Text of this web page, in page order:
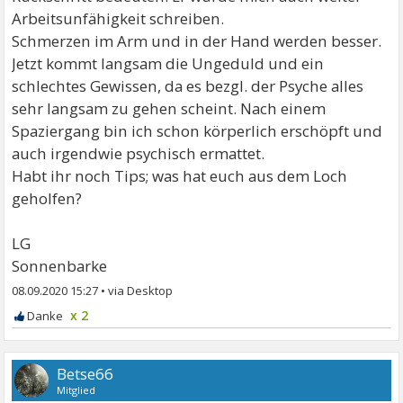
Arbeitsunfähigkeit schreiben.
Schmerzen im Arm und in der Hand werden besser.
Jetzt kommt langsam die Ungeduld und ein
schlechtes Gewissen, da es bezgl. der Psyche alles
sehr langsam zu gehen scheint. Nach einem
Spaziergang bin ich schon körperlich erschöpft und
auch irgendwie psychisch ermattet.
Habt ihr noch Tips; was hat euch aus dem Loch
geholfen?
LG
Sonnenbarke
08.09.2020 15:27 •
x 2
Betse66
Mitglied